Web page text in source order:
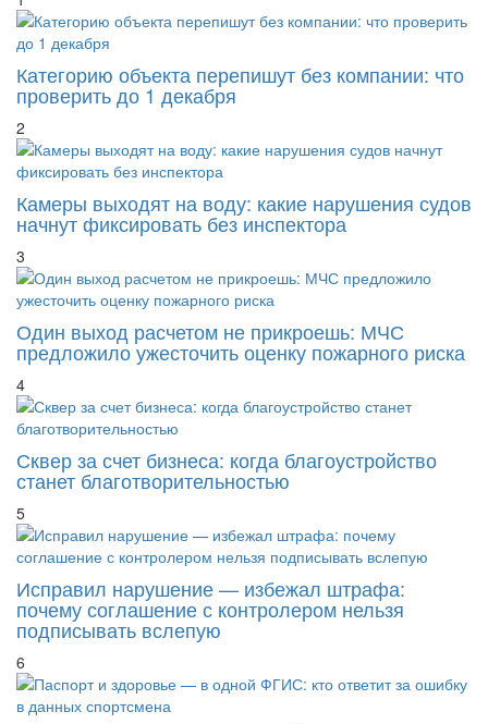
Категорию объекта перепишут без компании: что
проверить до 1 декабря
2
Камеры выходят на воду: какие нарушения судов
начнут фиксировать без инспектора
3
Один выход расчетом не прикроешь: МЧС
предложило ужесточить оценку пожарного риска
4
Сквер за счет бизнеса: когда благоустройство
станет благотворительностью
5
Исправил нарушение — избежал штрафа:
почему соглашение с контролером нельзя
подписывать вслепую
6